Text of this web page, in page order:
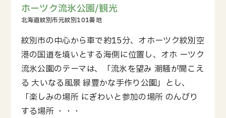
ホーツク流氷公園/観光
紋別市の中心から車で約15分、オホーツク紋別空
港の国道を境いとする海側に位置し、オホ ーツク
流氷公園のテーマは、「流氷を望み 潮騒が聞こえ
る 大いなる風景 緑豊かな手作り公園」とし、
「楽しみの場所 にぎわいと参加の場所 のんびり
する場所 ・・・